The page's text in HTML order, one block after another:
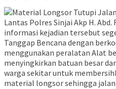
Lantas Polres Sinjai Akp H.
informasi kejadian tersebut
Tanggap Bencana dengan
menggunakan peralatan Alat
menyingkirkan batuan besar
warga sekitar untuk
material longsor sehingga